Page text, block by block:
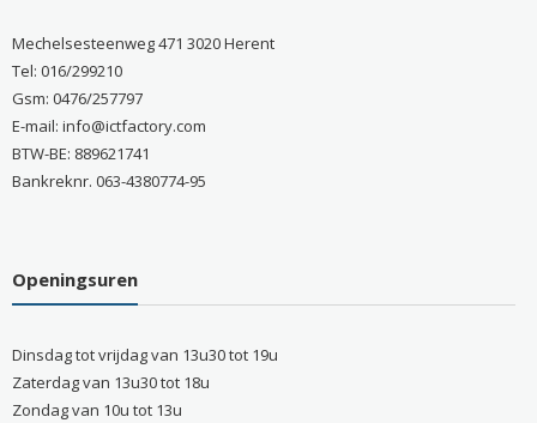
Mechelsesteenweg 471 3020 Herent
Tel: 016/299210
Gsm: 0476/257797
E-mail: info@ictfactory.com
BTW-BE: 889621741
Bankreknr. 063-4380774-95
Openingsuren
Dinsdag tot vrijdag van 13u30 tot 19u
Zaterdag van 13u30 tot 18u
Zondag van 10u tot 13u